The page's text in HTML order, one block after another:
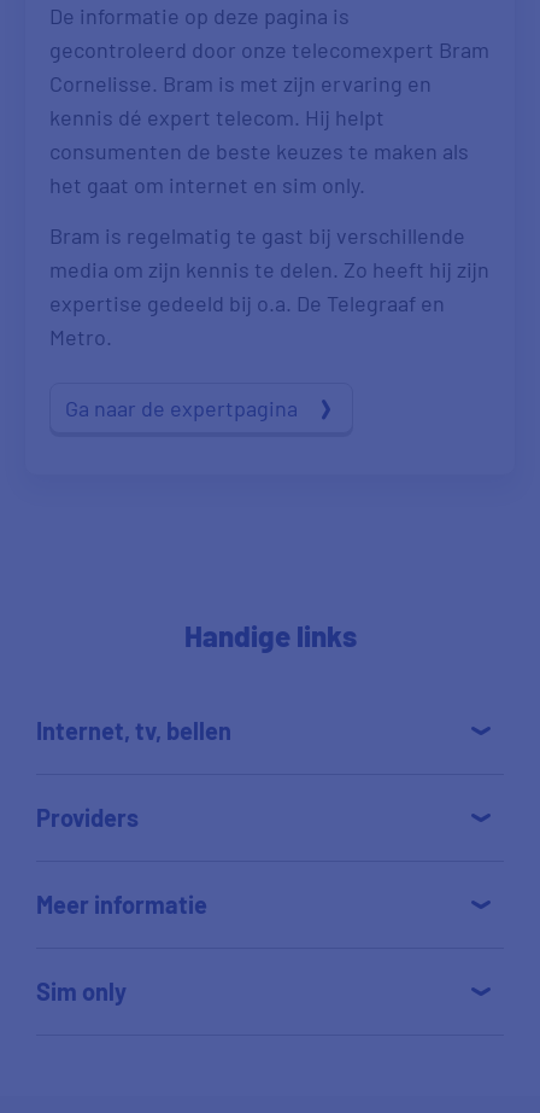
De informatie op deze pagina is
gecontroleerd door onze telecomexpert Bram
Cornelisse. Bram is met zijn ervaring en
kennis dé expert telecom. Hij helpt
consumenten de beste keuzes te maken als
het gaat om internet en sim only.
Bram is regelmatig te gast bij verschillende
media om zijn kennis te delen. Zo heeft hij zijn
expertise gedeeld bij o.a. De Telegraaf en
Metro.
Ga naar de expertpagina
Handige links
Internet, tv, bellen
Providers
Meer informatie
Sim only